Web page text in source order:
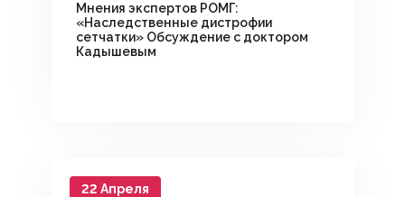
Мнения экспертов РОМГ:
«Наследственные дистрофии
сетчатки» Обсуждение с доктором
Кадышевым
22 Апреля